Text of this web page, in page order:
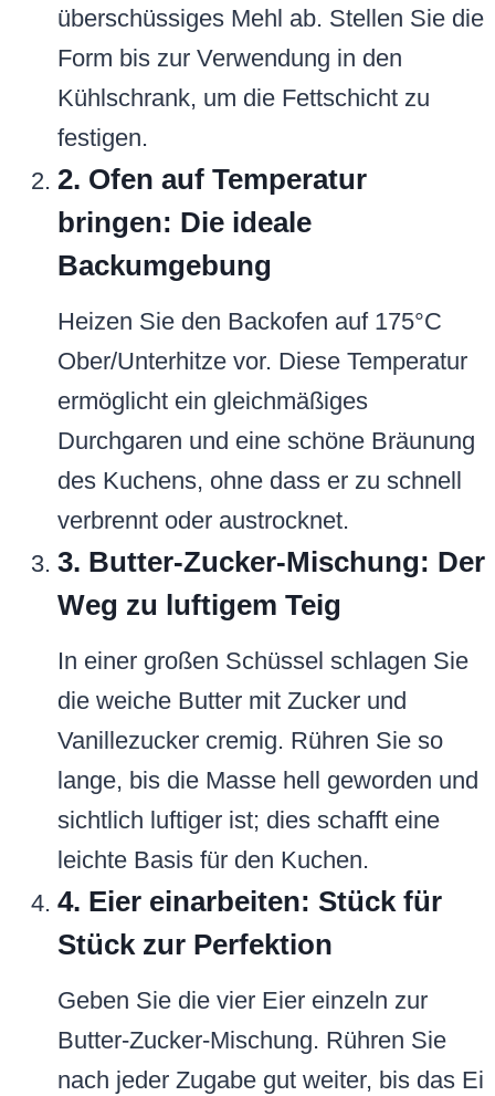
überschüssiges Mehl ab. Stellen Sie die
Form bis zur Verwendung in den
Kühlschrank, um die Fettschicht zu
festigen.
2. Ofen auf Temperatur
bringen: Die ideale
Backumgebung
Heizen Sie den Backofen auf 175°C
Ober/Unterhitze vor. Diese Temperatur
ermöglicht ein gleichmäßiges
Durchgaren und eine schöne Bräunung
des Kuchens, ohne dass er zu schnell
verbrennt oder austrocknet.
3. Butter-Zucker-Mischung: Der
Weg zu luftigem Teig
In einer großen Schüssel schlagen Sie
die weiche Butter mit Zucker und
Vanillezucker cremig. Rühren Sie so
lange, bis die Masse hell geworden und
sichtlich luftiger ist; dies schafft eine
leichte Basis für den Kuchen.
4. Eier einarbeiten: Stück für
Stück zur Perfektion
Geben Sie die vier Eier einzeln zur
Butter-Zucker-Mischung. Rühren Sie
nach jeder Zugabe gut weiter, bis das Ei